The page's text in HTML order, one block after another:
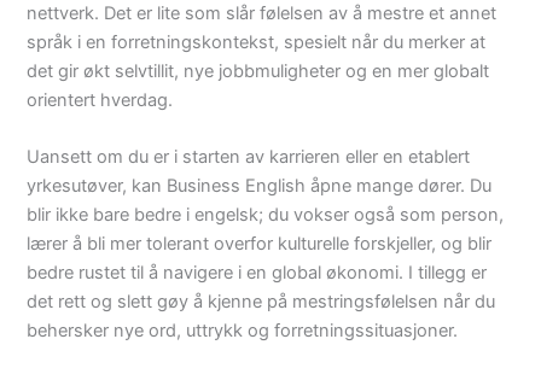
nettverk. Det er lite som slår følelsen av å mestre et annet
språk i en forretningskontekst, spesielt når du merker at
det gir økt selvtillit, nye jobbmuligheter og en mer globalt
orientert hverdag.
Uansett om du er i starten av karrieren eller en etablert
yrkesutøver, kan Business English åpne mange dører. Du
blir ikke bare bedre i engelsk; du vokser også som person,
lærer å bli mer tolerant overfor kulturelle forskjeller, og blir
bedre rustet til å navigere i en global økonomi. I tillegg er
det rett og slett gøy å kjenne på mestringsfølelsen når du
behersker nye ord, uttrykk og forretningssituasjoner.